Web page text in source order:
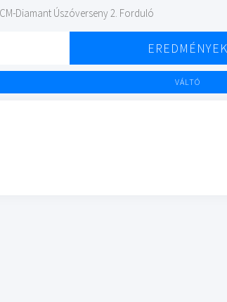
Diamant Úszóverseny 2. Forduló
EREDMÉNYEK
VÁLTÓ